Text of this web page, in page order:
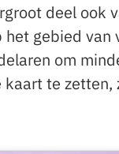
deel ook
gebied van
om
te